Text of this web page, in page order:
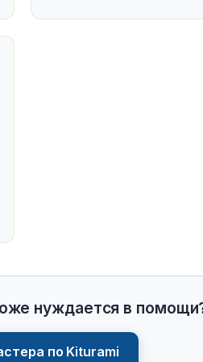
нуждается в
по Kiturami